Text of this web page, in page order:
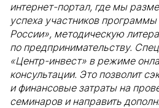
интернет-портал, где мы
успеха участников
России», методическую
по предпринимательству.
«Центр-инвест» в режиме
консультации. Это позволит
и финансовые затраты на
семинаров и направить